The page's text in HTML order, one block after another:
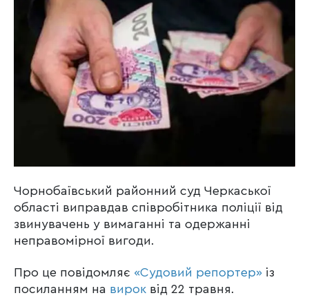
Чорнобаївський районний суд Черкаської
області виправдав співробітника поліції від
звинувачень у вимаганні та одержанні
неправомірної вигоди.
Про це повідомляє «Судовий репортер» із
посиланням на вирок від 22 травня.